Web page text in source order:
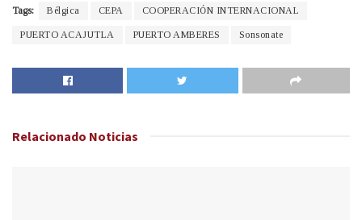
Tags: Bélgica CEPA COOPERACIÓN INTERNACIONAL
PUERTO ACAJUTLA PUERTO AMBERES Sonsonate
Relacionado Noticias